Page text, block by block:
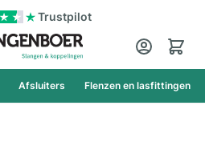
Trustpilot
Cart
Afsluiters Flenzen en lasfittingen